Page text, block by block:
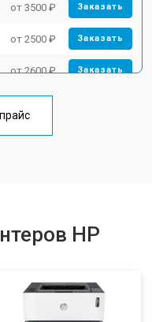
от 3500 ₽ Заказать
от 2500 ₽ Заказать
от 2600 ₽ Заказать
от 2300 ₽
HP